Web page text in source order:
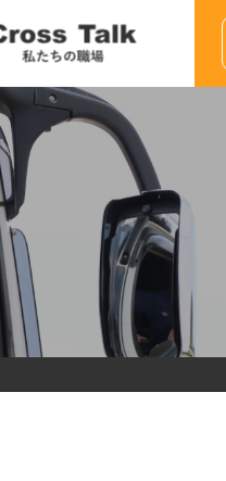
新卒採用求人情報